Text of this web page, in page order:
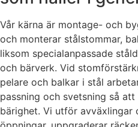
Vår kärna är montage- och
och monterar stålstommar,
liksom specialanpassade
och bärverk. Vid
pelare och balkar i stål
passning och svetsning så
bärighet. Vi utför avväxlingar